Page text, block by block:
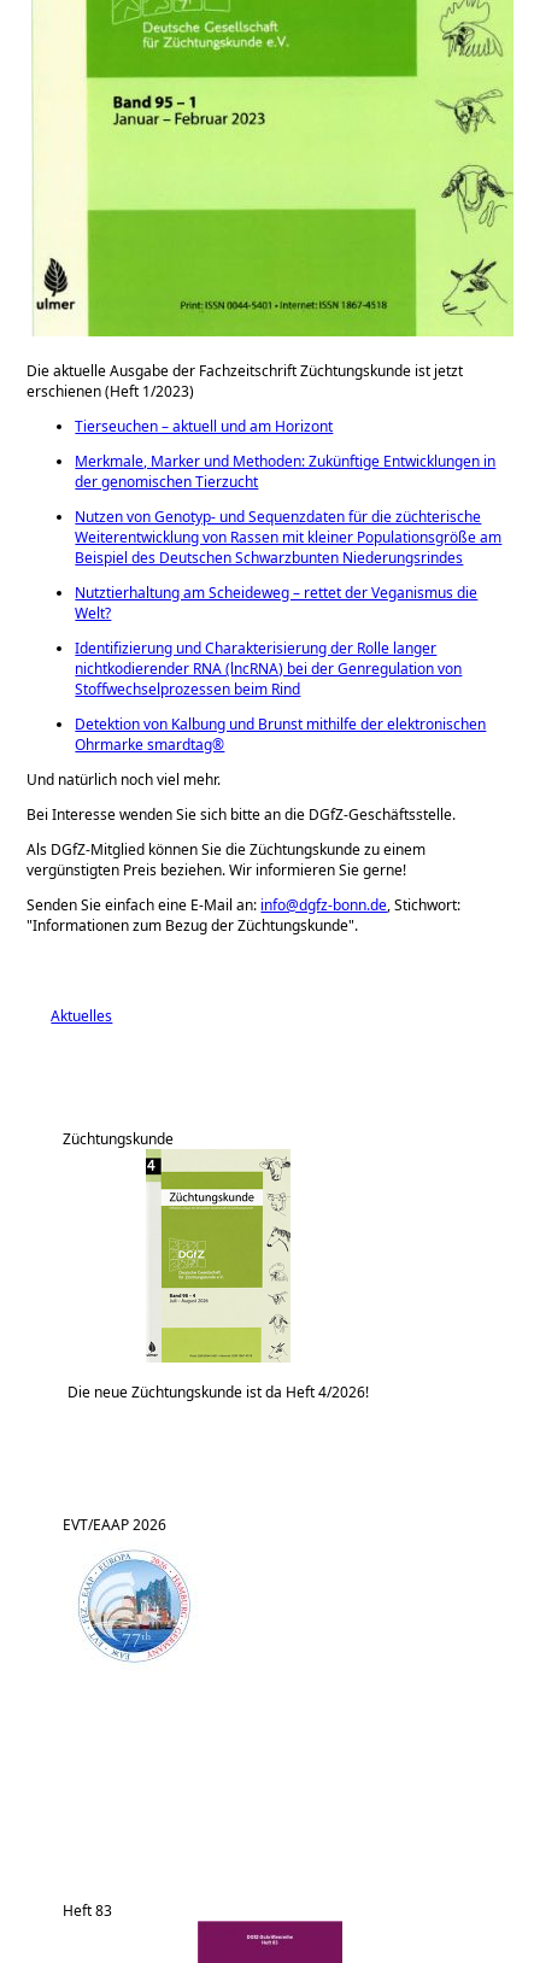
Die aktuelle Ausgabe der Fachzeitschrift Züchtungskunde ist jetzt
erschienen (Heft 1/2023)
Tierseuchen – aktuell und am Horizont
Merkmale, Marker und Methoden: Zukünftige Entwicklungen in
der genomischen Tierzucht
Nutzen von Genotyp- und Sequenzdaten für die züchterische
Weiterentwicklung von Rassen mit kleiner Populationsgröße am
Beispiel des Deutschen Schwarzbunten Niederungsrindes
Nutztierhaltung am Scheideweg – rettet der Veganismus die
Welt?
Identifizierung und Charakterisierung der Rolle langer
nichtkodierender RNA (lncRNA) bei der Genregulation von
Stoffwechselprozessen beim Rind
Detektion von Kalbung und Brunst mithilfe der elektronischen
Ohrmarke smardtag®
Und natürlich noch viel mehr.
Bei Interesse wenden Sie sich bitte an die DGfZ-Geschäftsstelle.
Als DGfZ-Mitglied können Sie die Züchtungskunde zu einem
vergünstigten Preis beziehen. Wir informieren Sie gerne!
Senden Sie einfach eine E-Mail an: info@dgfz-bonn.de, Stichwort:
Informationen zum Bezug der Züchtungskunde .
Aktuelles
Züchtungskunde
Die neue Züchtungskunde ist da Heft 4/2026!
EVT/EAAP 2026
Heft 83